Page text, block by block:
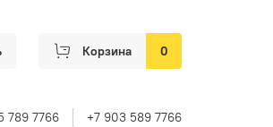
Корзина 0
789 7766 +7 903 589 7766